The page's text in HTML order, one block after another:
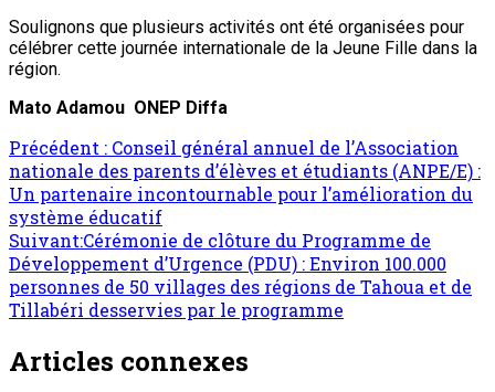
Soulignons que plusieurs activités ont été organisées pour
célébrer cette journée internationale de la Jeune Fille dans la
région.
Mato Adamou ONEP Diffa
Précédent : Conseil général annuel de l’Association
nationale des parents d’élèves et étudiants (ANPE/E) :
Un partenaire incontournable pour l’amélioration du
système éducatif
Suivant:Cérémonie de clôture du Programme de
Développement d’Urgence (PDU) : Environ 100.000
personnes de 50 villages des régions de Tahoua et de
Tillabéri desservies par le programme
Articles connexes